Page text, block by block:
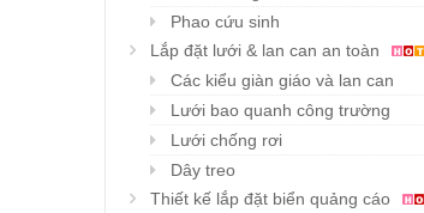
Phao cứu sinh
Lắp đặt lưới & lan can an toàn
Các kiểu giàn giáo và lan can
Lưới bao quanh công trường
Lưới chống rơi
Dây treo
Thiết kế lắp đặt biển quảng cáo